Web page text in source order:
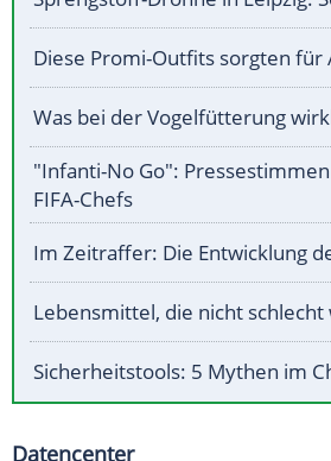
Diese Promi-Outfits sorgten für
Was bei der Vogelfütterung
"Infanti-No Go":
FIFA-Chefs
Im Zeitraffer: Die Entwicklung
Lebensmittel, die nicht schlecht
Sicherheitstools: 5 Mythen im
Datencenter